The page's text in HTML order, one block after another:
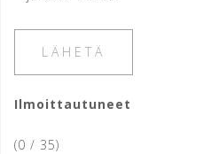
Ilmoittautuneet
(0 / 35)